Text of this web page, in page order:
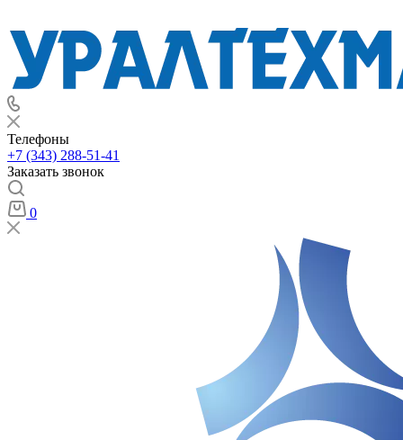
Телефоны
+7 (343) 288-51-41
Заказать звонок
0